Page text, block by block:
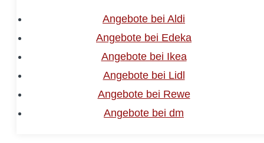
Angebote bei Aldi
Angebote bei Edeka
Angebote bei Ikea
Angebote bei Lidl
Angebote bei Rewe
Angebote bei dm